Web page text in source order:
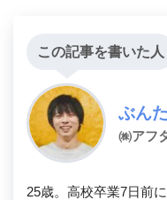
この記事を書いた人
ぶんた
㈱アフ
25歳。高校卒業7日前